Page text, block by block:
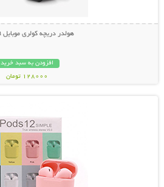
هولدر دریچه کولری موبایل Alician
افزودن به سبد خرید
128000 تومان